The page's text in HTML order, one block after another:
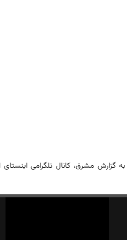
به گزارش مشرق، کانال تلگرامی